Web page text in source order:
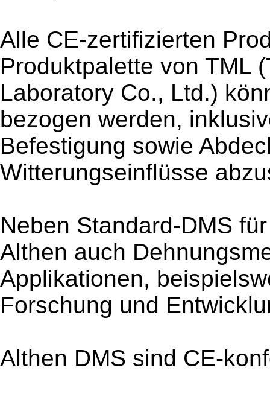
Alle CE-zertifizierten
Produktpalette von TML
Laboratory Co., Ltd.)
bezogen werden,
Befestigung sowie
Witterungseinflüsse
Neben Standard-DMS
Althen auch
Applikationen,
Forschung und
Althen DMS sind CE-